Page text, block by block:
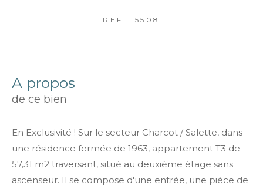
REF : 5508
a propos
de ce bien
En Exclusivité ! Sur le secteur Charcot / Salette, dans
une résidence fermée de 1963, appartement T3 de
57,31 m2 traversant, situé au deuxième étage sans
ascenseur. Il se compose d'une entrée, une pièce de